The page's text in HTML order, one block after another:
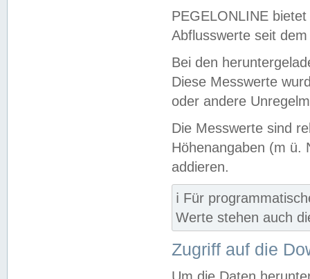
PEGELONLINE
Abflusswerte seit
Bei den
Diese Messwerte
oder andere
Die Messwerte sind
Höhenangaben (m ü.
addieren.
ℹ️ Für
Werte stehen auch
Zugriff auf die